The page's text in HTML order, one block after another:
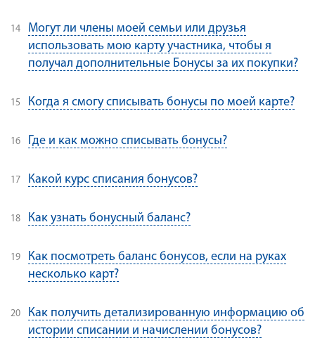
Могут ли члены моей семьи или друзья
использовать мою карту участника, чтобы я
получал дополнительные Бонусы за их покупки?
Когда я смогу списывать бонусы по моей карте?
Где и как можно списывать бонусы?
Какой курс списания бонусов?
Как узнать бонусный баланс?
Как посмотреть баланс бонусов, если на руках
несколько карт?
Как получить детализированную информацию об
истории списании и начислении бонусов?